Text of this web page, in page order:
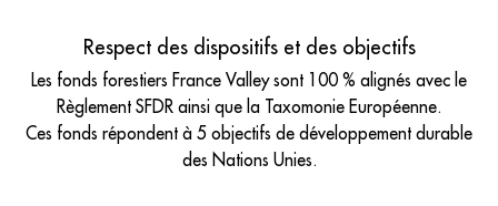
Respect des dispositifs et des objectifs
Les fonds forestiers France Valley sont 100 % alignés avec le
Règlement SFDR ainsi que la Taxomonie Européenne.
Ces fonds répondent à 5 objectifs de développement durable
des Nations Unies.